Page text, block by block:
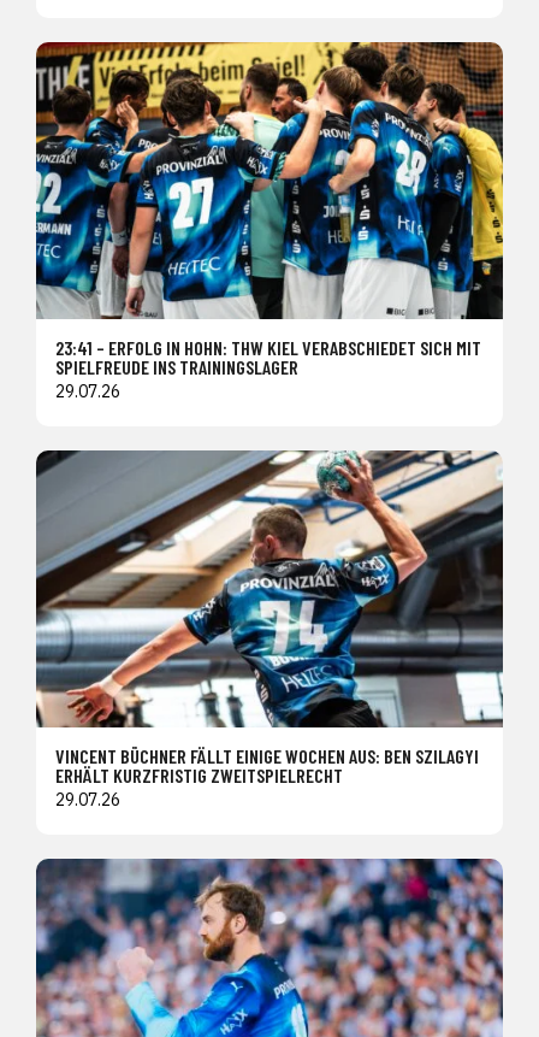
23:41 – ERFOLG IN HOHN: THW KIEL VERABSCHIEDET SICH MIT
SPIELFREUDE INS TRAININGSLAGER
29.07.26
VINCENT BÜCHNER FÄLLT EINIGE WOCHEN AUS: BEN SZILAGYI
ERHÄLT KURZFRISTIG ZWEITSPIELRECHT
29.07.26